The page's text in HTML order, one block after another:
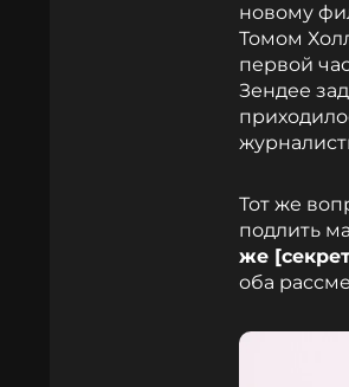
новому
Томом
первой
Зендее
Тот же
подлить
же
оба